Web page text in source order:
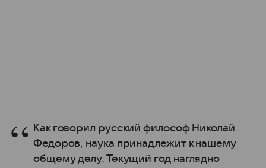
Как говорил русский философ Николай
Федоров, наука принадлежит к нашему
общему делу. Текущий год наглядно